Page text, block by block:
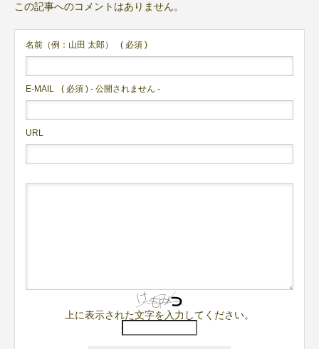
この記事へのコメントはありません。
名前（例：山田 太郎） ( 必須 )
E-MAIL ( 必須 ) - 公開されません -
URL
上に表示された文字を入力してください。